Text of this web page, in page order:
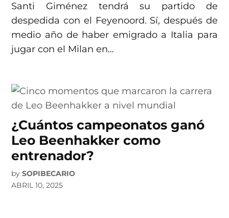
Santi Giménez tendrá su partido de
despedida con el Feyenoord. Sí, después de
medio año de haber emigrado a Italia para
jugar con el Milan en…
¿Cuántos campeonatos ganó
Leo Beenhakker como
entrenador?
by SOPIBECARIO
ABRIL 10, 2025